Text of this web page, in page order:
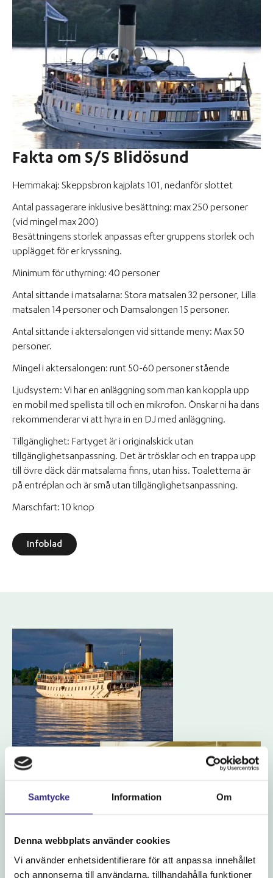
Samtycke Information Om
Denna webbplats använder cookies
Vi använder enhetsidentifierare för att anpassa innehållet
och annonserna till användarna, tillhandahålla funktioner
Fakta om S/S Blidösund
Hemmakaj: Skeppsbron kajplats 101, nedanför slottet
Antal passagerare inklusive besättning: max 250 personer
(vid mingel max 200)
Besättningens storlek anpassas efter gruppens storlek och
upplägget för er kryssning.
Minimum för uthyrning: 40 personer
Antal sittande i matsalarna: Stora matsalen 32 personer, Lilla
matsalen 14 personer och Damsalongen 15 personer.
Antal sittande i aktersalongen vid sittande meny: Max 50
personer.
Mingel i aktersalongen: runt 50-60 personer stående
Ljudsystem: Vi har en anläggning som man kan koppla upp
en mobil med spellista till och en mikrofon. Önskar ni ha dans
rekommenderar vi att hyra in en DJ med anläggning.
Tillgänglighet: Fartyget är i originalskick utan
tillgänglighetsanpassning. Det är trösklar och en trappa upp
till övre däck där matsalarna finns, utan hiss. Toaletterna är
på entréplan och är små utan tillgänglighetsanpassning.
Marschfart: 10 knop
Infoblad